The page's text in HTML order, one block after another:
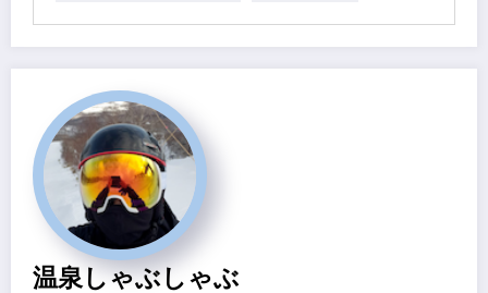
温泉しゃぶしゃぶ